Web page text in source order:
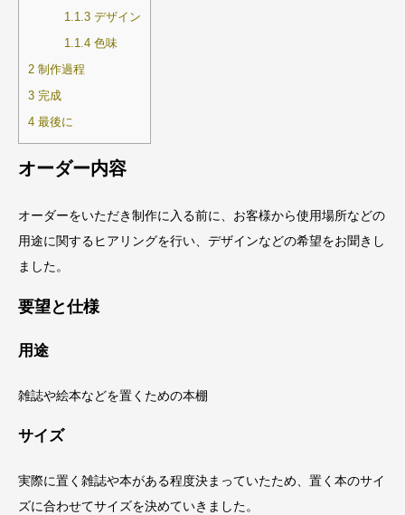
1.1.3デザイン
1.1.4色味
2 制作過程
3 完成
4 最後に
オーダー内容
オーダーをいただき制作に入る前に、お客様から使用場所などの
用途に関するヒアリングを行い、デザインなどの希望をお聞きし
ました。
要望と仕様
用途
雑誌や絵本などを置くための本棚
サイズ
実際に置く雑誌や本がある程度決まっていたため、置く本のサイ
ズに合わせてサイズを決めていきました。